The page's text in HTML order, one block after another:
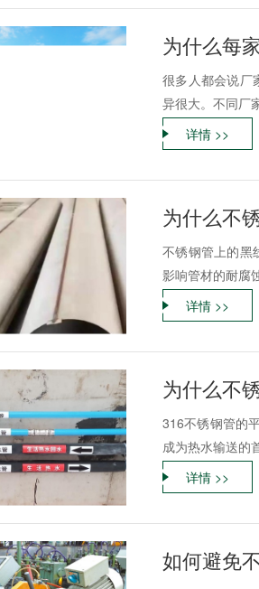
为什么每
很多人都会说厂
异很大。不同厂
详情 >>
为什么不
不锈钢管上的黑
影响管材的耐腐
详情 >>
为什么不
316不锈钢管的
成为热水输送的
详情 >>
如何避免